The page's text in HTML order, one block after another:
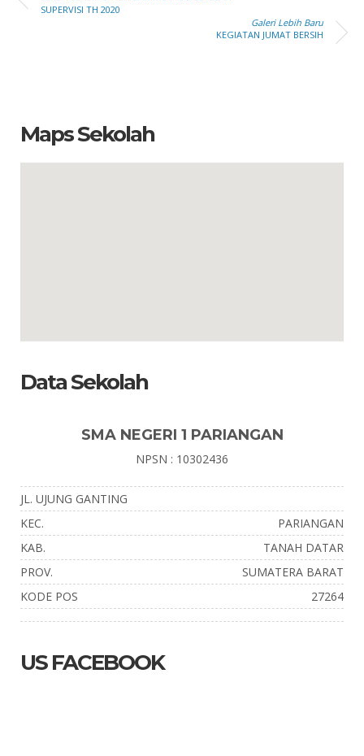
SUPERVISI TH 2020
Galeri Lebih Baru
KEGIATAN JUMAT BERSIH
Maps Sekolah
Data Sekolah
SMA NEGERI 1 PARIANGAN
NPSN : 10302436
JL. UJUNG GANTING
KEC.
PARIANGAN
KAB.
TANAH DATAR
PROV.
SUMATERA BARAT
KODE POS
27264
US FACEBOOK